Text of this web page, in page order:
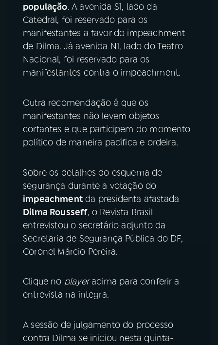
TikTok
população. A avenida S1, lado da
Catedral, foi reservado para os
manifestantes a favor do impeachment
de Dilma. Já avenida N1, lado do Teatro
Nacional, foi reservado para os
manifestantes contra o impeachment.
Outra recomendação é que os
manifestantes não levem objetos
cortantes e que participem do momento
político de maneira pacífica e ordeira.
Sobre os detalhes do esquema de
segurança durante a votação do
impeachmentda presidenta afastada
Dilma Rousseff, o Revista Brasil
entrevistou o secretário adjunto da
Secretaria de Segurança Pública do DF,
Coronel Márcio Pereira.
Clique no playeracima para conferir a
entrevista na íntegra.
A sessão de julgamento do processo
contra Dilma se iniciou nesta quinta-